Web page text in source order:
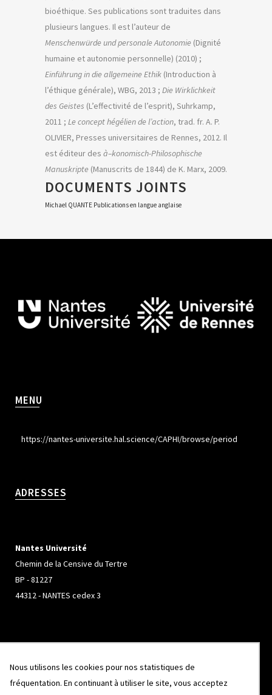
bioéthique. Ses publications sont traduites dans
plusieurs langues. Il est l’auteur de
Menschenwürde und personale Autonomie (Dignité
humaine et autonomie personnelle) (2010) ;
Einführung in die allgemeine Ethik (Introduction à
l’éthique générale), WBG, 2013 ; Die Wirklichkeit
des Geistes (L’effectivité de l’esprit), Suhrkamp,
2011 ; Le concept hégélien de l’action, trad. fr. A. P.
OLIVIER, Presses universitaires de Rennes, 2012. Il
est éditeur des à–konomisch-Philosophische
Manuskripte (Manuscrits de 1844) de K. Marx, 2009.
DOCUMENTS JOINTS
Michael QUANTE Publications en langue anglaise
MENU
https://nantes-universite.hal.science/CAPHI/browse/period
ADRESSES
Nantes Université
Chemin de la Censive du Tertre
BP - 81227
44312 - NANTES cedex 3
Campus de Beaulieu
263 Avenue Général Leclerc
Nous utilisons les cookies pour nos statistiques de
fréquentation. En continuant à utiliser le site, vous acceptez